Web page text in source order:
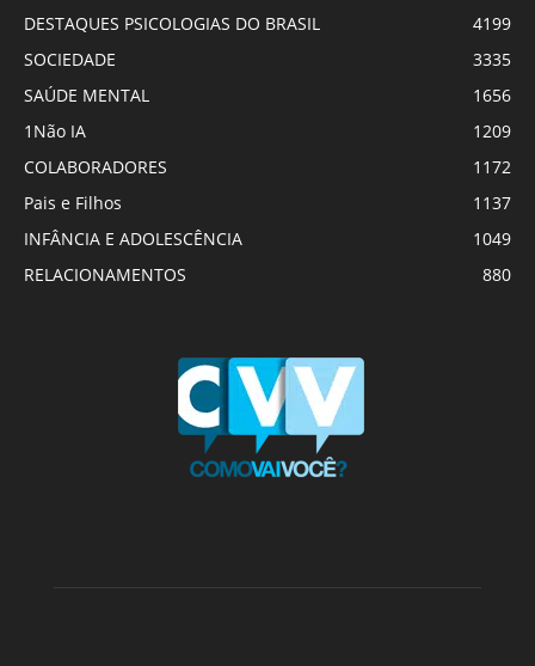
DESTAQUES PSICOLOGIAS DO BRASIL
4199
SOCIEDADE
3335
SAÚDE MENTAL
1656
1Não IA
1209
COLABORADORES
1172
Pais e Filhos
1137
INFÂNCIA E ADOLESCÊNCIA
1049
RELACIONAMENTOS
880